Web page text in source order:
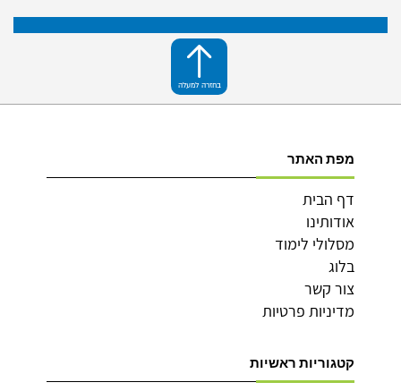
בחזרה למעלה
מפת האתר
דף הבית
אודותינו
מסלולי לימוד
בלוג
צור קשר
מדיניות פרטיות
קטגוריות ראשיות